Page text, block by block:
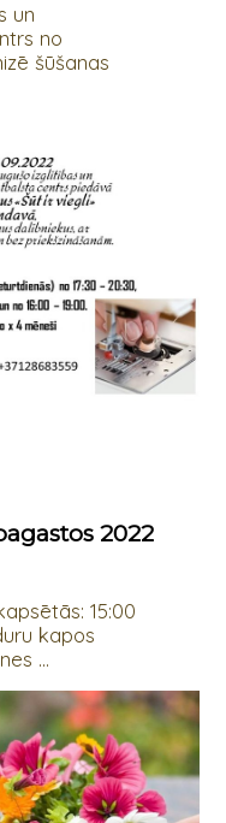
un
no
šūšanas
2022
15:00
kapos
...